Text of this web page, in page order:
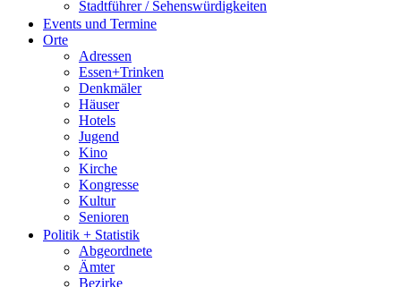
Stadtführer / Sehenswürdigkeiten
Stadtplan
Sport
Who is who
Wohnen
Events und Termine
Orte
Adressen
Essen+Trinken
Denkmäler
Häuser
Hotels
Jugend
Kino
Kirche
Kongresse
Kultur
Senioren
Stadtführer
Straßen
Politik + Statistik
Abgeordnete
Ämter
Bezirke